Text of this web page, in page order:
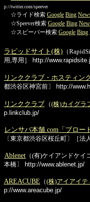
p://twitter.com/speever
☆ライド検索 Google Bing
☆Speever検索 Google Bing
☆スピーバー検索 Google Bing
ラピッドサイト(株) （
用,専用］
http://
リンククラブ・ホスティン
都渋谷区神宮前〕
http://
リンククラブ （(株)カイグラ
p.linkclub.jp/
レンサバ本舗.com「ブロー
〔東京都渋谷区桜丘町〕［法
Ablenet （(有)ケイアンドケ
本橋〕
http://www.ablenet.jp/
AREACUBE （(株)アイアイテ
p://www.areacube.jp/